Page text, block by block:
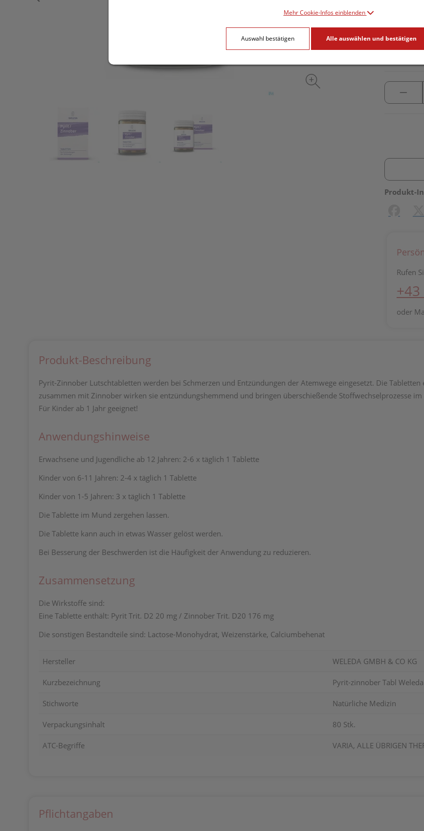
Produkt-
Rufen
+43
oder
Produkt-Beschreibung
Pyrit-Zinnober Lutschtabletten werden bei Schmerzen und Entzündungen der Atemwege eingesetzt. Die
zusammen mit Zinnober wirken sie entzündungshemmend und bringen überschießende Stoffwechselprozesse
Für Kinder ab 1 Jahr geeignet!
Anwendungshinweise
Erwachsene und Jugendliche ab 12 Jahren: 2-6 x täglich 1 Tablette
Kinder von 6-11 Jahren: 2-4 x täglich 1 Tablette
Kinder von 1-5 Jahren: 3 x täglich 1 Tablette
Die Tablette im Mund zergehen lassen.
Die Tablette kann auch in etwas Wasser gelöst werden.
Bei Besserung der Beschwerden ist die Häufigkeit der Anwendung zu reduzieren.
Zusammensetzung
Die Wirkstoffe sind:
Eine Tablette enthält: Pyrit Trit. D2 20 mg / Zinnober Trit. D20 176 mg
Die sonstigen Bestandteile sind: Lactose-Monohydrat, Weizenstärke, Calciumbehenat
Hersteller WELEDA GMBH & CO KG
Kurzbezeichnung Pyrit-zinnober Tabl
Stichworte Natürliche Medizin
Verpackungsinhalt 80 Stk.
ATC-Begriffe VARIA, ALLE ÜBRIGEN
Pflichtangaben
Mehr Cookie-Infos einblenden
Auswahl bestätigen Alle auswählen und bestätigen